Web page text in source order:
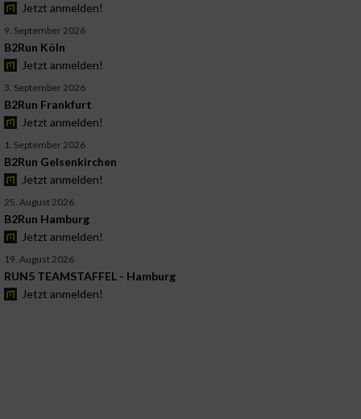
Jetzt anmelden!
9. September 2026
B2Run Köln
Jetzt anmelden!
3. September 2026
B2Run Frankfurt
Jetzt anmelden!
1. September 2026
B2Run Gelsenkirchen
Jetzt anmelden!
25. August 2026
B2Run Hamburg
Jetzt anmelden!
19. August 2026
RUN5 TEAMSTAFFEL - Hamburg
Jetzt anmelden!